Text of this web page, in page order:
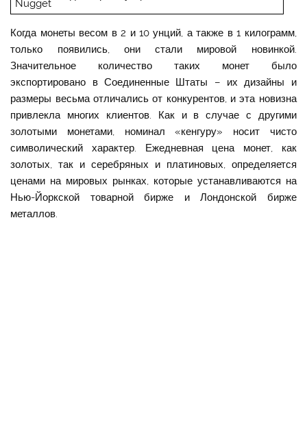
Nugget
Когда монеты весом в 2 и 10 унций, а также в 1 килограмм,
только появились, они стали мировой новинкой.
Значительное количество таких монет было
экспортировано в Соединенные Штаты – их дизайны и
размеры весьма отличались от конкурентов, и эта новизна
привлекла многих клиентов. Как и в случае с другими
золотыми монетами, номинал «кенгуру» носит чисто
символический характер. Ежедневная цена монет, как
золотых, так и серебряных и платиновых, определяется
ценами на мировых рынках, которые устанавливаются на
Нью-Йоркской товарной бирже и Лондонской бирже
металлов.